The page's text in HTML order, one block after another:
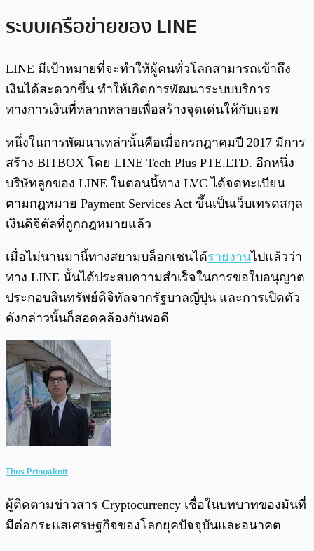
ระบบเครือข่ายของ LINE
LINE มีเป้าหมายที่จะทำให้ผู้คนทั่วโลกสามารถเข้าถึง
เงินได้สะดวกขึ้น ทำให้เกิดการพัฒนาระบบบริการ
ทางการเงินที่หลากหลายเพื่อสร้างจุดเด่นให้กับแอพ
หนึ่งในการพัฒนาเหล่านั้นคือเมื่อกรกฎาคมปี 2017 มีการ
สร้าง BITBOX โดย LINE Tech Plus PTE.LTD. อีกหนึ่ง
บริษัทลูกของ LINE ในตอนนี้ทาง LVC ได้จดทะเบียน
ตามกฎหมาย Payment Services Act ขึ้นเป็นเว็บเทรดสกุล
เงินดิจิตัลที่ถูกกฎหมายแล้ว
เมื่อไม่นานมานี้ทางสยามบล็อกเชนได้รายงานไปแล้วว่า
ทาง LINE นั้นได้ประสบความสำเร็จในการขอใบอนุญาต
ประกอบสินทรัพย์ดิจิทัลจากรัฐบาลญี่ปุ่น และการเปิดตัว
ดังกล่าวนั้นก็สอดคล้องกันพอดี
Thus Prinyaknit
ผู้ติดตามข่าวสาร Cryptocurrency เชื่อในบทบาทของมันที่
มีต่อกระแสเศรษฐกิจของโลกยุคปัจจุบันและอนาคต